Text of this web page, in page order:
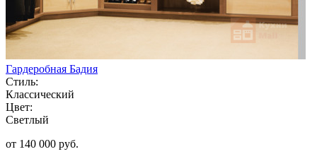
Гардеробная Бадия
Стиль:
Классический
Цвет:
Светлый
от 140 000 руб.